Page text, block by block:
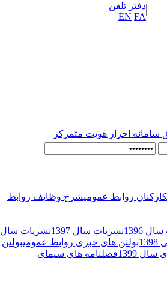
دفتر تلفن
EN FA
سامانه احراز هويت متمركز
روابط عمومیشرح وظایف روابط
1396 نشریات سال 1397
نشریات سال
بولتن های خبری روابط عمومیبولتن
1399
فصلنامه های سیمای